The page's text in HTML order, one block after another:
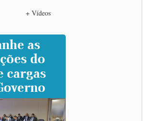
e cobram diálogo com Lula
participam de debate sobre saúde nas
global para transporte rodoviário de cargas na
transporte de Cargas e Caminhoneiros Autonomos
EM APOIO A CLASSE TRABALHADORA
2022
em Defesa do Estado Democrático de Direito
+ Vídeos